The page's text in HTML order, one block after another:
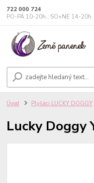
722 000 724
PO-PÁ 10-20h., SO+NE 14-20h.
Úvod Plyšáci LUCKY DOGGY
Lucky Doggy